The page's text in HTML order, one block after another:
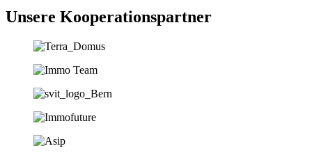
Unsere Koopera­tions­partner